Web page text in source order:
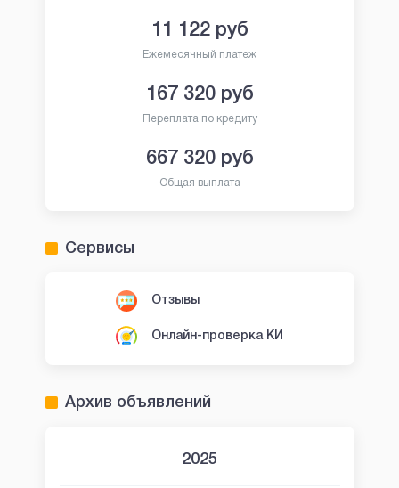
11 122руб
Ежемесячный платеж
167 320руб
Переплата по кредиту
667 320руб
Общая выплата
Сервисы
Отзывы
Онлайн-проверка КИ
Архив объявлений
2025